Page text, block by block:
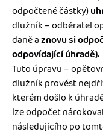
odpočtené částky)
dlužník – odběratel
daně aznovu si
odpovídající úhradě).
Tuto úpravu –
dlužník provést
kterém došlo k
lze odpočet
následujícího po